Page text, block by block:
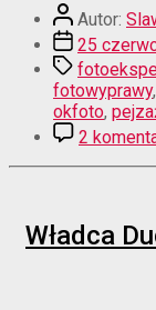
Autor
wpisu
Autor:
Data
wpisu
25
Tagi
fotowyprawy,
okfoto,
2
Władca